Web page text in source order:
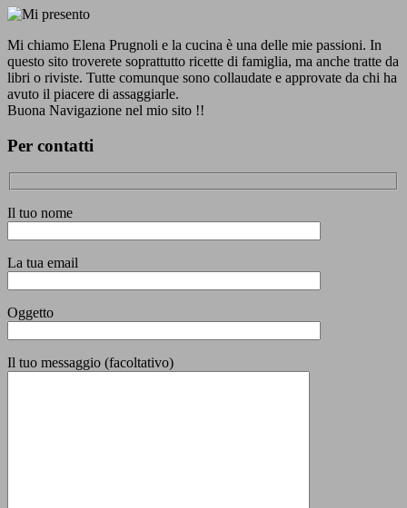
Mi chiamo Elena Prugnoli e la cucina è una delle mie passioni. In
questo sito troverete soprattutto ricette di famiglia, ma anche tratte da
libri o riviste. Tutte comunque sono collaudate e approvate da chi ha
avuto il piacere di assaggiarle.
Buona Navigazione nel mio sito !!
Per contatti
Il tuo nome
La tua email
Oggetto
Il tuo messaggio (facoltativo)